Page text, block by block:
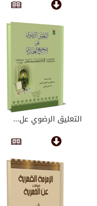
التعليق الرضوي عل...